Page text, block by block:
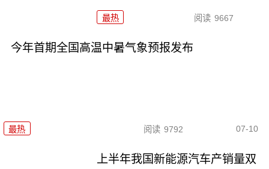
最热 阅读 9667
今年首期全国高温中暑气象预报发布
最热 阅读 9792 07-10
上半年我国新能源汽车产销量双